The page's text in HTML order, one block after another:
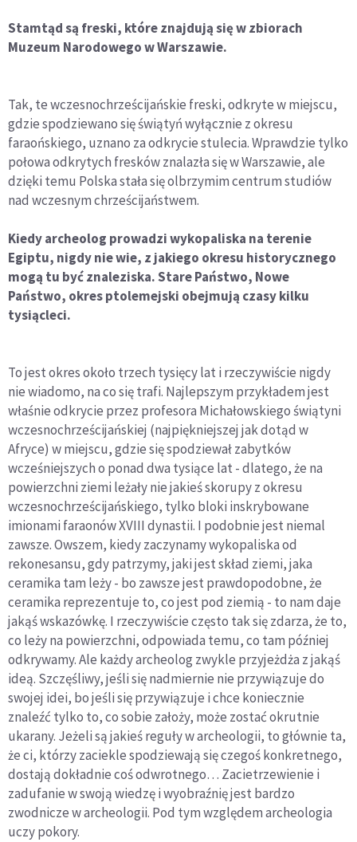
Stamtąd są freski, które znajdują się w zbiorach
Muzeum Narodowego w Warszawie.
Tak, te wczesnochrześcijańskie freski, odkryte w miejscu,
gdzie spodziewano się świątyń wyłącznie z okresu
faraońskiego, uznano za odkrycie stulecia. Wprawdzie tylko
połowa odkrytych fresków znalazła się w Warszawie, ale
dzięki temu Polska stała się olbrzymim centrum studiów
nad wczesnym chrześcijaństwem.
Kiedy archeolog prowadzi wykopaliska na terenie
Egiptu, nigdy nie wie, z jakiego okresu historycznego
mogą tu być znaleziska. Stare Państwo, Nowe
Państwo, okres ptolemejski obejmują czasy kilku
tysiącleci.
To jest okres około trzech tysięcy lat i rzeczywiście nigdy
nie wiadomo, na co się trafi. Najlepszym przykładem jest
właśnie odkrycie przez profesora Michałowskiego świątyni
wczesnochrześcijańskiej (najpiękniejszej jak dotąd w
Afryce) w miejscu, gdzie się spodziewał zabytków
wcześniejszych o ponad dwa tysiące lat - dlatego, że na
powierzchni ziemi leżały nie jakieś skorupy z okresu
wczesnochrześcijańskiego, tylko bloki inskrybowane
imionami faraonów XVIII dynastii. I podobnie jest niemal
zawsze. Owszem, kiedy zaczynamy wykopaliska od
rekonesansu, gdy patrzymy, jaki jest skład ziemi, jaka
ceramika tam leży - bo zawsze jest prawdopodobne, że
ceramika reprezentuje to, co jest pod ziemią - to nam daje
jakąś wskazówkę. I rzeczywiście często tak się zdarza, że to,
co leży na powierzchni, odpowiada temu, co tam później
odkrywamy. Ale każdy archeolog zwykle przyjeżdża z jakąś
ideą. Szczęśliwy, jeśli się nadmiernie nie przywiązuje do
swojej idei, bo jeśli się przywiązuje i chce koniecznie
znaleźć tylko to, co sobie założy, może zostać okrutnie
ukarany. Jeżeli są jakieś reguły w archeologii, to głównie ta,
że ci, którzy zaciekle spodziewają się czegoś konkretnego,
dostają dokładnie coś odwrotnego… Zacietrzewienie i
zadufanie w swoją wiedzę i wyobraźnię jest bardzo
zwodnicze w archeologii. Pod tym względem archeologia
uczy pokory.